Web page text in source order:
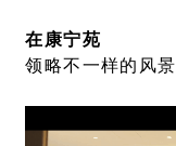
在康宁苑
领略不一样的风景